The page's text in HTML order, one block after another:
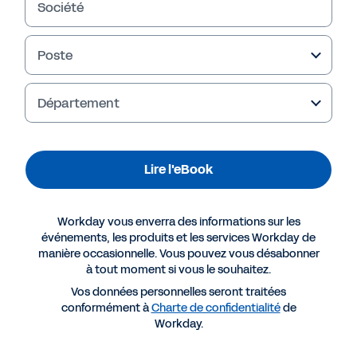
Plus de contenus
Pourquoi Workday pour le retail
Société
Poste
Département
Lire l'eBook
Workday vous enverra des informations sur les
événements, les produits et les services Workday de
manière occasionnelle. Vous pouvez vous désabonner
à tout moment si vous le souhaitez.
Vos données personnelles seront traitées
conformément àCharte de confidentialitéde
Workday.